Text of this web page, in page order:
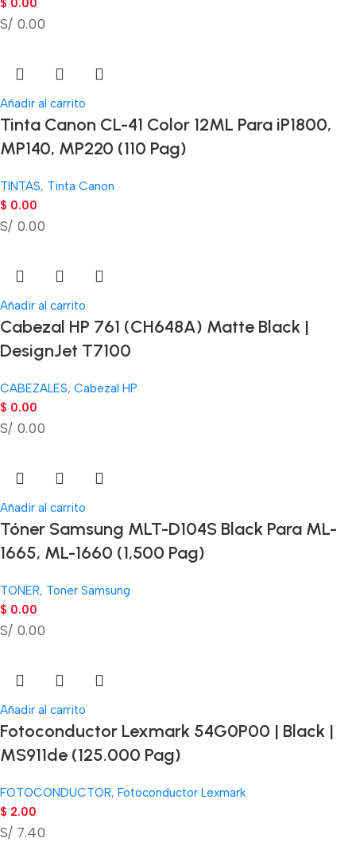
$ 0.00
S/ 0.00
Añadir al carrito
Tinta Canon CL-41 Color 12ML Para iP1800,
MP140, MP220 (110 Pag)
TINTAS, Tinta Canon
$ 0.00
S/ 0.00
Añadir al carrito
Cabezal HP 761 (CH648A) Matte Black |
DesignJet T7100
CABEZALES, Cabezal HP
$ 0.00
S/ 0.00
Añadir al carrito
Tóner Samsung MLT-D104S Black Para ML-
1665, ML-1660 (1,500 Pag)
TONER, Toner Samsung
$ 0.00
S/ 0.00
Añadir al carrito
Fotoconductor Lexmark 54G0P00 | Black |
MS911de (125.000 Pag)
FOTOCONDUCTOR, Fotoconductor Lexmark
$ 2.00
S/ 7.40